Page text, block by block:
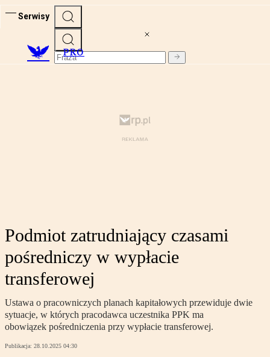
Serwisy
PRO
Podmiot zatrudniający czasami
pośredniczy w wypłacie
transferowej
Ustawa o pracowniczych planach kapitałowych przewiduje dwie
sytuacje, w których pracodawca uczestnika PPK ma
obowiązek pośredniczenia przy wypłacie transferowej.
Publikacja: 28.10.2025 04:30